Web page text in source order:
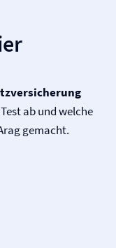
ab und welche
gemacht.